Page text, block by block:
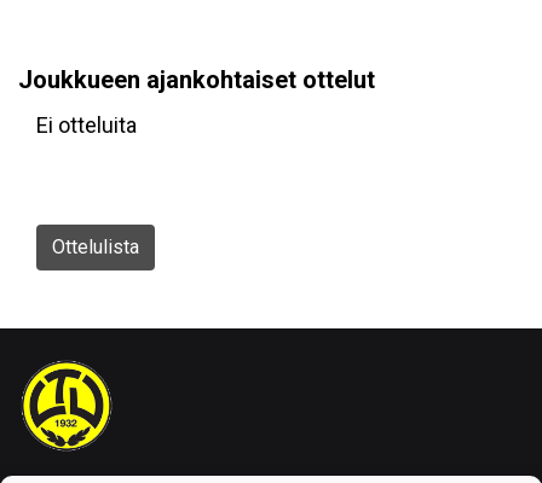
Joukkueen ajankohtaiset ottelut
Ei otteluita
Ottelulista